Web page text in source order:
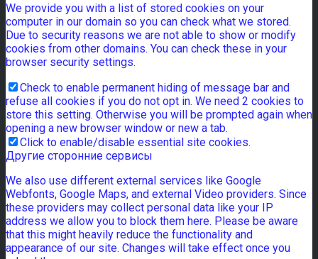
We provide you with a list of stored cookies on your
computer in our domain so you can check what we stored.
Due to security reasons we are not able to show or modify
cookies from other domains. You can check these in your
browser security settings.
Check to enable permanent hiding of message bar and
refuse all cookies if you do not opt in. We need 2 cookies to
store this setting. Otherwise you will be prompted again when
opening a new browser window or new a tab.
Click to enable/disable essential site cookies.
Другие сторонние сервисы
We also use different external services like Google
Webfonts, Google Maps, and external Video providers. Since
these providers may collect personal data like your IP
address we allow you to block them here. Please be aware
that this might heavily reduce the functionality and
appearance of our site. Changes will take effect once you